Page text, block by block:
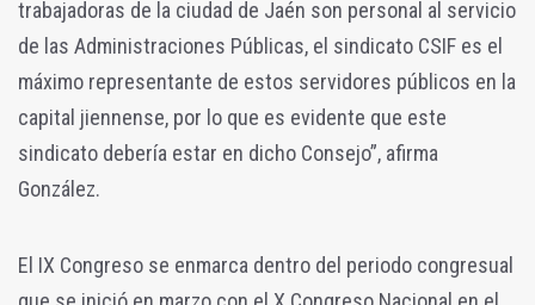
trabajadoras de la ciudad de Jaén son personal al servicio
de las Administraciones Públicas, el sindicato CSIF es el
máximo representante de estos servidores públicos en la
capital jiennense, por lo que es evidente que este
sindicato debería estar en dicho Consejo”, afirma
González.
El IX Congreso se enmarca dentro del periodo congresual